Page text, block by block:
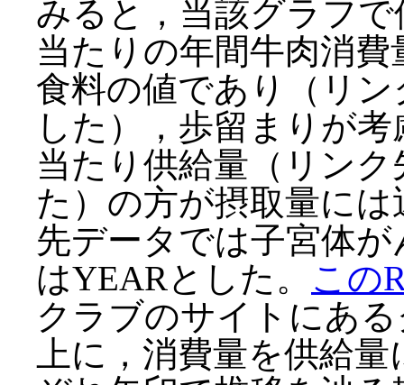
みると，当該グラフ
当たりの年間牛肉消
食料の値であり（リ
した），歩留まりが
当たり供給量（リンク
た）の方が摂取量に
先データでは子宮体
はYEARとした。 この
クラブのサイトにあ
上に，消費量を供給